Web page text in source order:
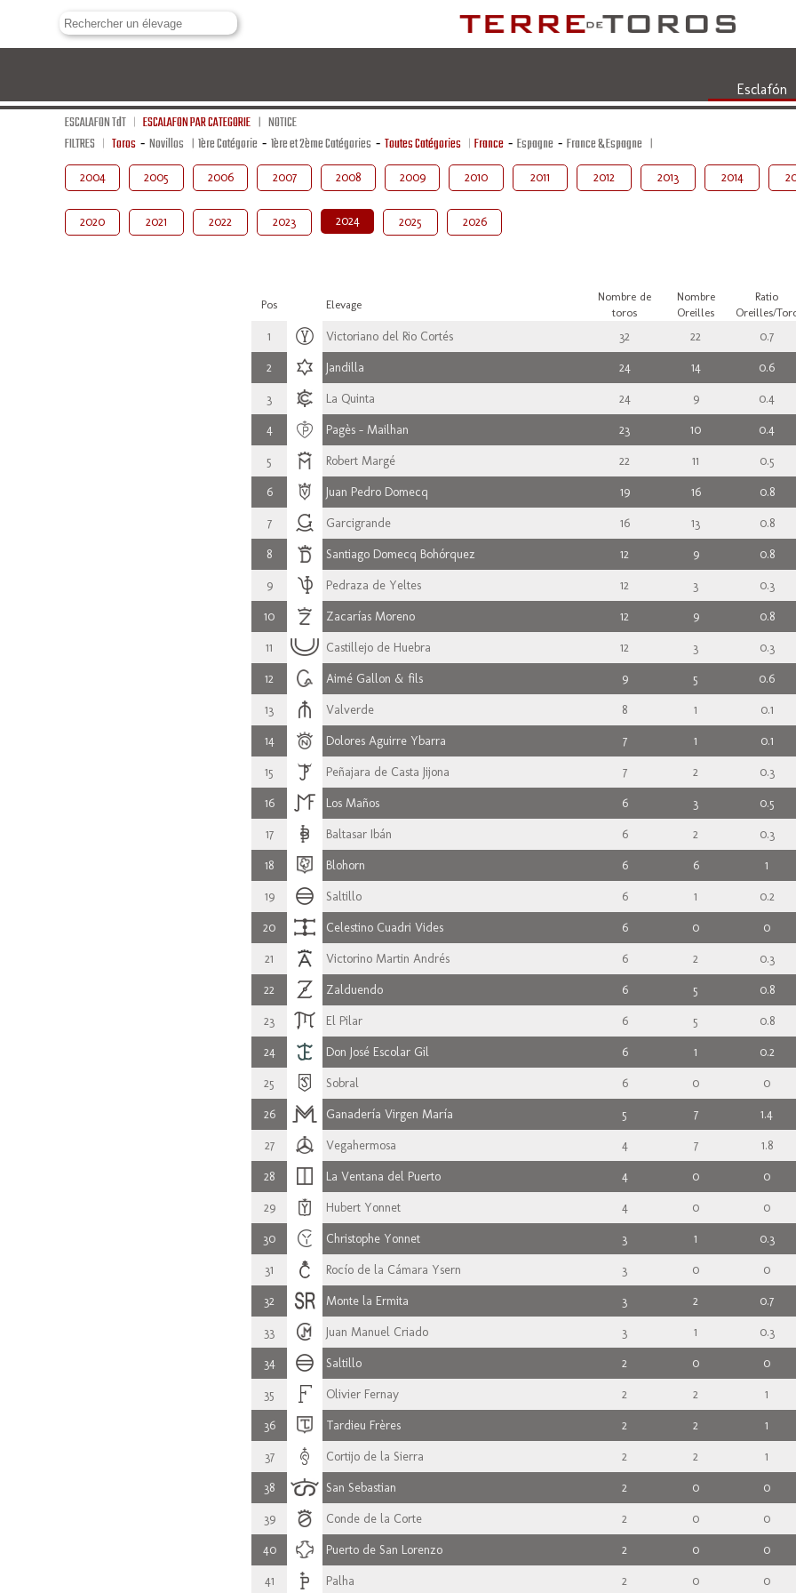
Esclafón
ESCALAFON TdT ESCALAFON PAR CATEGORIE
NOTICE
FILTRES
Toros - Novillos 1ère Catégorie - 1ère et 2ème Catégories - Toutes Catégories France - Espagne - France & Espagne
2004 2005 2006 2007 2008 2009 2010 2011 2012 2013 2014
2020 2021 2022 2023 2024 2025 2026
Pos Elevage
Nombre de
toros
Nombre
Oreilles
Ratio
Oreilles/
1 Victoriano del Rio Cortés 32 22 0.7
2 Jandilla 24 14 0.6
3 La Quinta 24 9 0.4
4 Pagès - Mailhan 23 10 0.4
5 Robert Margé 22 11 0.5
6 Juan Pedro Domecq 19 16 0.8
7 Garcigrande 16 13 0.8
8 Santiago Domecq Bohórquez 12 9 0.8
9 Pedraza de Yeltes 12 3 0.3
10 Zacarías Moreno 12 9 0.8
11 Castillejo de Huebra 12 3 0.3
12 Aimé Gallon & fils 9 5 0.6
13 Valverde 8 1 0.1
14 Dolores Aguirre Ybarra 7 1 0.1
15 Peñajara de Casta Jijona 7 2 0.3
16 Los Maños 6 3 0.5
17 Baltasar Ibán 6 2 0.3
18 Blohorn 6 6 1
19 Saltillo 6 1 0.2
20 Celestino Cuadri Vides 6 0 0
21 Victorino Martin Andrés 6 2 0.3
22 Zalduendo 6 5 0.8
23 El Pilar 6 5 0.8
24 Don José Escolar Gil 6 1 0.2
25 Sobral 6 0 0
26 Ganadería Virgen María 5 7 1.4
27 Vegahermosa 4 7 1.8
28 La Ventana del Puerto 4 0 0
29 Hubert Yonnet 4 0 0
30 Christophe Yonnet 3 1 0.3
31 Rocío de la Cámara Ysern 3 0 0
32 Monte la Ermita 3 2 0.7
33 Juan Manuel Criado 3 1 0.3
34 Saltillo 2 0 0
35 Olivier Fernay 2 2 1
36 Tardieu Frères 2 2 1
37 Cortijo de la Sierra 2 2 1
38 San Sebastian 2 0 0
39 Conde de la Corte 2 0 0
40 Puerto de San Lorenzo 2 0 0
41 Palha 2 0 0